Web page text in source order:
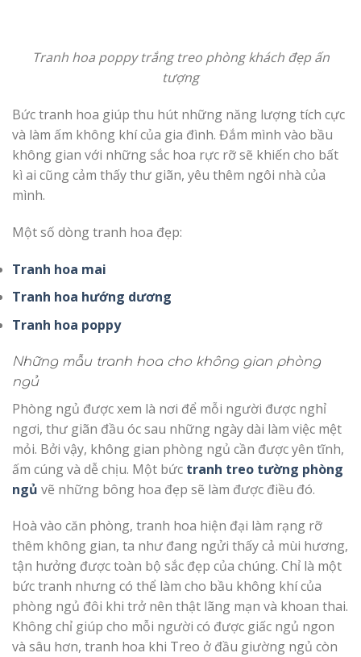
Tranh hoa poppy trắng treo phòng khách đẹp ấn
tượng
Bức tranh hoa giúp thu hút những năng lượng tích cực
và làm ấm không khí của gia đình. Đắm mình vào bầu
không gian với những sắc hoa rực rỡ sẽ khiến cho bất
kì ai cũng cảm thấy thư giãn, yêu thêm ngôi nhà của
mình.
Một số dòng tranh hoa đẹp:
Tranh hoa mai
Tranh hoa hướng dương
Tranh hoa poppy
Những mẫu tranh hoa cho không gian phòng
ngủ
Phòng ngủ được xem là nơi để mỗi người được nghỉ
ngơi, thư giãn đầu óc sau những ngày dài làm việc mệt
mỏi. Bởi vậy, không gian phòng ngủ cần được yên tĩnh,
ấm cúng và dễ chịu. Một bức tranh treo tường phòng
ngủ vẽ những bông hoa đẹp sẽ làm được điều đó.
Hoà vào căn phòng, tranh hoa hiện đại làm rạng rỡ
thêm không gian, ta như đang ngửi thấy cả mùi hương,
tận hưởng được toàn bộ sắc đẹp của chúng. Chỉ là một
bức tranh nhưng có thể làm cho bầu không khí của
phòng ngủ đôi khi trở nên thật lãng mạn và khoan thai.
Không chỉ giúp cho mỗi người có được giấc ngủ ngon
và sâu hơn, tranh hoa khi Treo ở đầu giường ngủ còn